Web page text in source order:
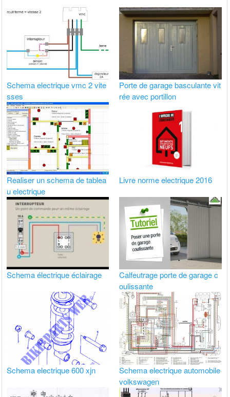
Schema electrique vmc 2 vite
sses
Porte de garage basculante vit
rée avec portillon
Realiser un schema de tablea
u electrique
Livre norme electrique 2016
Schema électrique éclairage
Calfeutrage porte de garage c
oulissante
Schema electrique 600 xjn
Schema electrique automobile
volkswagen